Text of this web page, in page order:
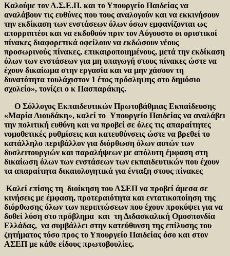
Καλούμε τον Α.Σ.Ε.Π. και το Υπουργείο Παιδείας να
αναλάβουν τις ευθύνες που τους αναλογούν και να εκκινήσουν
την εκδίκαση των ενστάσεων όλων όσων εμφανίζονται ως
απορριπτέοι και να εκδοθούν πριν τον Αύγουστο οι οριστικοί
πίνακες διαφορετικά οφείλουν να εκδώσουν νέους
προσωρινούς πίνακες, επικαιροποιημένους, μετά την εκδίκαση
όλων των ενστάσεων για μη υπαγωγή στους πίνακες ώστε να
έχουν δικαίωμα στην εργασία και να μην χάσουν τη
δυνατότητα τουλάχιστον 1 έτος πρόσληψης στο δημόσιο
σχολείο», τονίζει ο κ Πασπαράκης.
Ο Σύλλογος Εκπαιδευτικών Πρωτοβάθμιας Εκπαίδευσης
«Μαρία Λιουδάκη», καλεί το Υπουργείο Παιδείας να αναλάβει
την πολιτική ευθύνη και να προβεί σε όλες τις απαραίτητες
νομοθετικές ρυθμίσεις και κατευθύνσεις ώστε να βρεθεί το
κατάλληλο περιβάλλον για διόρθωση όλων αυτών των
δυσλειτουργιών και παραλήψεων με απόλυτη έμφαση στη
δικαίωση όλων των ενστάσεων των εκπαιδευτικών που έχουν
τα απαραίτητα δικαιολογητικά για ένταξη στους πίνακες
Καλεί επίσης τη διοίκηση του ΑΣΕΠ να προβεί άμεσα σε
κινήσεις με έμφαση, προτεραιότητα και εντατικοποίηση της
διόρθωσης όλων των περιπτώσεων που έχουν προκύψει για να
δοθεί λύση στο πρόβλημα και τη Διδασκαλική Ομοσπονδία
Ελλάδας, να συμβάλλει στην κατεύθυνση της επίλυσης του
ζητήματος τόσο προς το Υπουργείο Παιδείας όσο και στον
ΑΣΕΠ με κάθε είδους πρωτοβουλίες.